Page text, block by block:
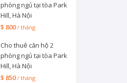
phòng ngủ tại tòa Park
Hill, Hà Nội
$ 800/ tháng
Cho thuê căn hộ 2
phòng ngủ tại tòa Park
Hill, Hà Nội
$ 850/ tháng